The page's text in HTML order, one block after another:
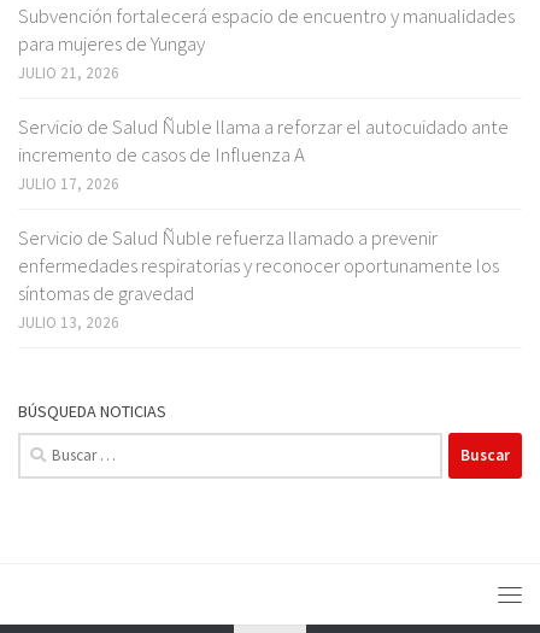
Subvención fortalecerá espacio de encuentro y manualidades
para mujeres de Yungay
JULIO 21, 2026
Servicio de Salud Ñuble llama a reforzar el autocuidado ante
incremento de casos de Influenza A
JULIO 17, 2026
Servicio de Salud Ñuble refuerza llamado a prevenir
enfermedades respiratorias y reconocer oportunamente los
síntomas de gravedad
JULIO 13, 2026
BÚSQUEDA NOTICIAS
Buscar: